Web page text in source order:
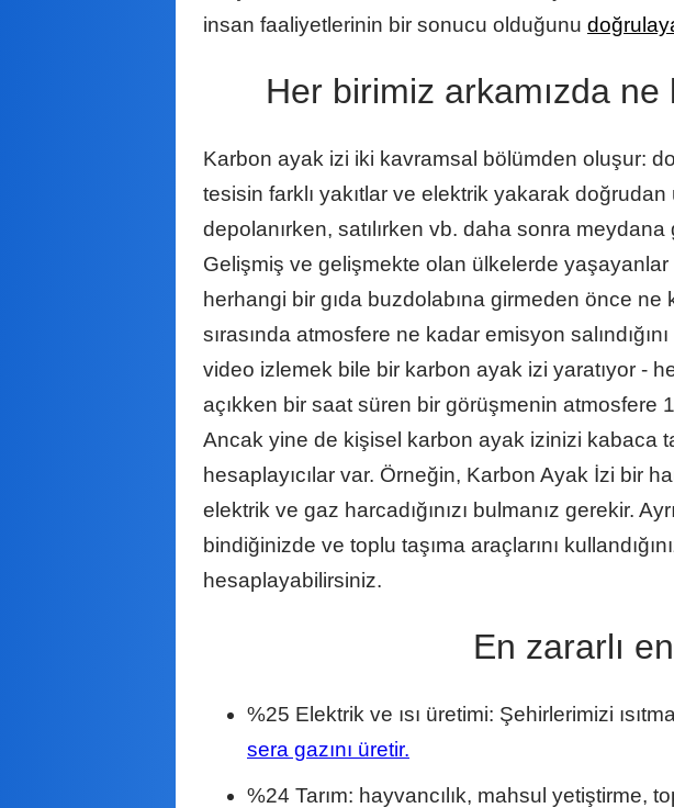
insan faaliyetlerinin bir sonucu olduğunu
Her birimiz arkamızda
Karbon ayak izi iki kavramsal bölümden oluşur:
tesisin farklı yakıtlar ve elektrik yakarak
depolanırken, satılırken vb. daha sonra
Gelişmiş ve gelişmekte olan ülkelerde
herhangi bir gıda buzdolabına girmeden önce
sırasında atmosfere ne kadar emisyon
video izlemek bile bir karbon ayak izi yaratıyor -
açıkken bir saat süren bir görüşmenin atmosfere
Ancak yine de kişisel karbon ayak izinizi kabaca
hesaplayıcılar var. Örneğin, Karbon Ayak İzi bir
elektrik ve gaz harcadığınızı bulmanız gerekir.
bindiğinizde ve toplu taşıma araçlarını
hesaplayabilirsiniz.
En zararlı
%25 Elektrik ve ısı üretimi: Şehirlerimizi
sera gazını üretir.
%24 Tarım: hayvancılık, mahsul yetiştirme,